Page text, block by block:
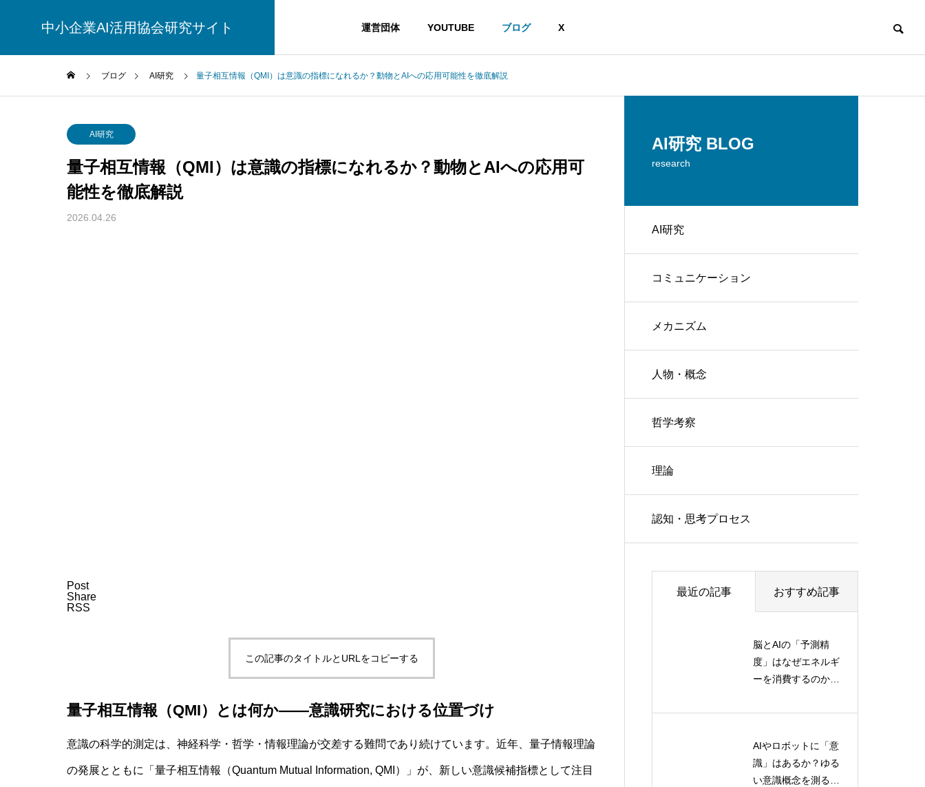
中小企業AI活用協会研究サイト 運営団体 YOUTUBE ブログ X
ブログ AI研究 量子相互情報（QMI）は意識の指標になれるか？動物とAIへの応用可能性を徹底解説
AI研究
量子相互情報（QMI）は意識の指標になれるか？動物とAIへの応用可
能性を徹底解説
2026.04.26
Post
Share
RSS
この記事のタイトルとURLをコピーする
量子相互情報（QMI）とは何か――意識研究における位置づけ
意識の科学的測定は、神経科学・哲学・情報理論が交差する難問であり続けています。近年、量子情報理論
の発展とともに「量子相互情報（Quantum Mutual Information, QMI）」が、新しい意識候補指標として注目
AI研究 BLOG
research
AI研究
コミュニケーション
メカニズム
人物・概念
哲学考察
理論
認知・思考プロセス
最近の記事 おすすめ記事
脳とAIの「予測精
度」はなぜエネルギ
ーを消費するのか？
解く認知コストの正
AIやロボットに「意
識」はあるか？ゆる
い意識概念を測る標
人間の言語発達とAI
言語モデルの学習メ
カニズム比較
人間とAIの共進化：
マルチエージェント
環境における理論的